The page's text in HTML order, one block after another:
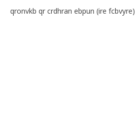
qronvkb qr crdhran ebpun (ire fcbvyre)